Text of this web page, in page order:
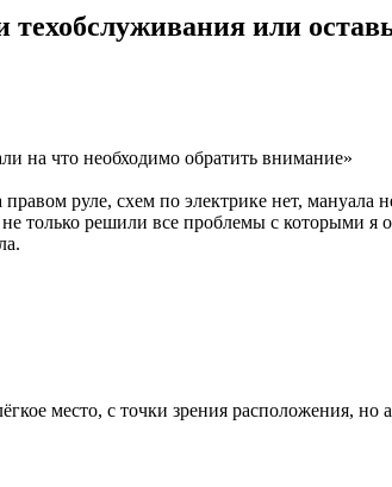
или
на что необходимо обратить внимание»
руле, схем по электрике нет,
только решили все проблемы с которыми я
место, с точки зрения расположения,